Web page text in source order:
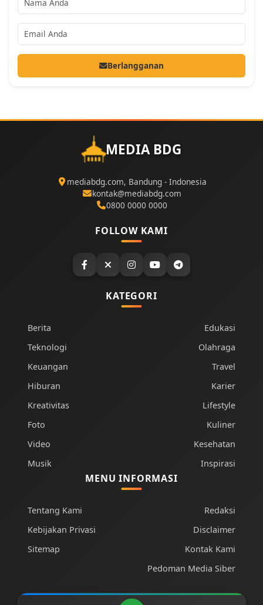
Berlangganan
MEDIA BDG
mediabdg.com, Bandung - Indonesia
kontak@mediabdg.com
0800 0000 0000
FOLLOW KAMI
KATEGORI
Berita
Teknologi
Keuangan
Hiburan
Kreativitas
Foto
Video
Musik
Edukasi
Olahraga
Travel
Karier
Lifestyle
Kuliner
Kesehatan
Inspirasi
MENU INFORMASI
Tentang Kami
Kebijakan Privasi
Sitemap
Redaksi
Disclaimer
Kontak Kami
Pedoman Media Siber